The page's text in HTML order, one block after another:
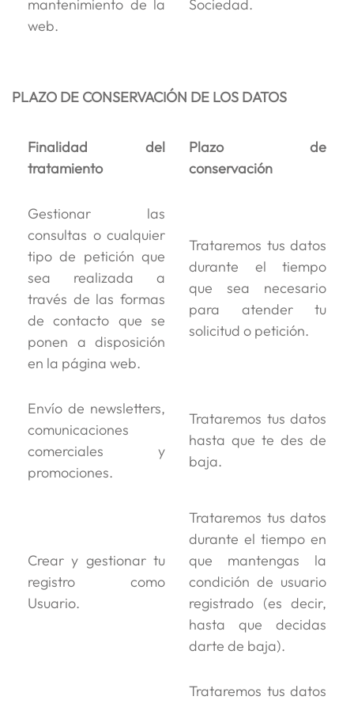
mantenimiento de la
web.
Sociedad.
PLAZO DE CONSERVACIÓN DE LOS DATOS
Finalidad del
tratamiento
Plazo de
conservación
Gestionar las
consultas o cualquier
tipo de petición que
sea realizada a
través de las formas
de contacto que se
ponen a disposición
en la página web.
Trataremos tus datos
durante el tiempo
que sea necesario
para atender tu
solicitud o petición.
Envío de newsletters,
comunicaciones
comerciales y
promociones.
Trataremos tus datos
hasta que te des de
baja.
Crear y gestionar tu
registro como
Usuario.
Trataremos tus datos
durante el tiempo en
que mantengas la
condición de usuario
registrado (es decir,
hasta que decidas
darte de baja).
Trataremos tus datos